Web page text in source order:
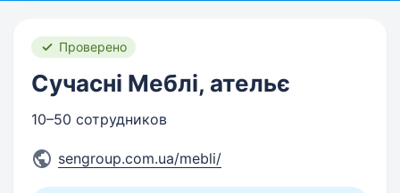
Проверено
Сучасні Меблі, ательє
10–50 сотрудников
sengroup.com.ua/mebli/